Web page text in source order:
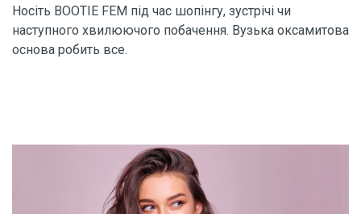
Носіть BOOTIE FEM під час шопінгу, зустрічі чи
наступного хвилюючого побачення. Вузька оксамитова
основа робить все.